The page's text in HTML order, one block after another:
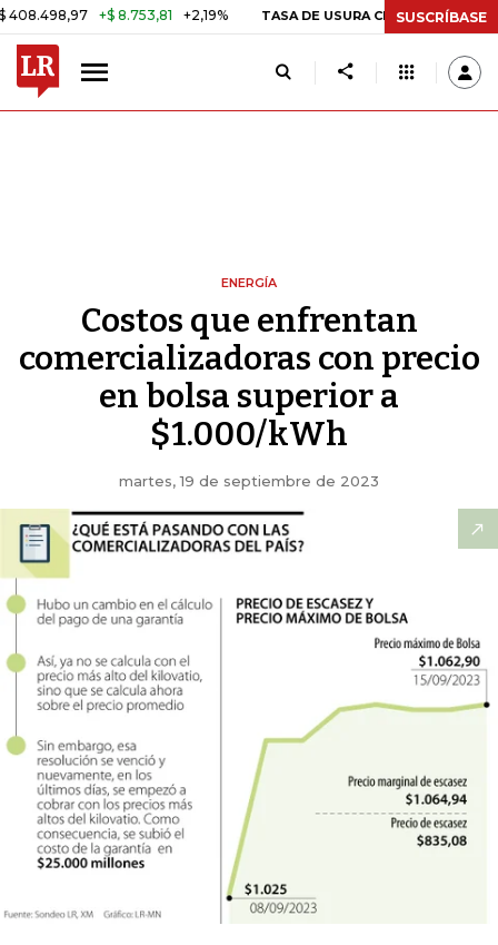
+$ 8.753,81 +2,19% TASA DE USURA CRÉDITO CONSUMO 29,66%
SUSCRÍBASE
ENERGÍA
Costos que enfrentan
comercializadoras con precio
en bolsa superior a
$1.000/kWh
martes, 19 de septiembre de 2023